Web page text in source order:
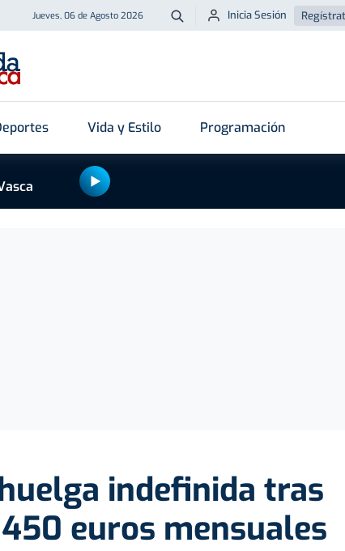
Jueves, 06 de Agosto 2026 Buscar
Inicia Sesión
Vida y Estilo Programación
indefinida tras
euros mensuales